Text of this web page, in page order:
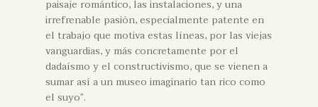
paisaje romántico, las instalaciones, y una
irrefrenable pasión, especialmente patente en
el trabajo que motiva estas líneas, por las viejas
vanguardias, y más concretamente por el
dadaísmo y el constructivismo, que se vienen a
sumar así a un museo imaginario tan rico como
el suyo”.